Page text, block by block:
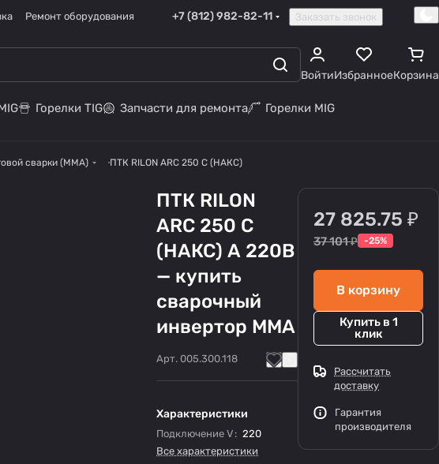
Ремонт оборудования +7 (812) 982-82-11 Заказать звонок
ВойтиИзбранноеКорзина
Горелки TIG Запчасти для ремонта Горелки MIG
сварки (MMA) ПТК RILON ARC 250 C (НАКС)
ПТК RILON
ARC 250 C
(НАКС) А 220В
— купить
сварочный
инвертор MMA
Арт. 005.300.118
Характеристики
Подключение V : 220
Все характеристики
27 825.75 ₽
37 101 ₽ -25%
В корзину
Купить в 1
клик
Рассчитать
доставку
Гарантия
производителя